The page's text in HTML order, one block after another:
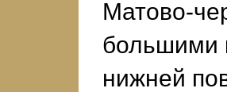
Матово-
большими
нижней